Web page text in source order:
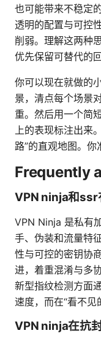
也可能带来不稳定
透明的配置与可控
削弱。理解这两种
优先保留可替代的
你可以现在就做的
景，清点每个场景
重。然后用一个简
上的表现标注出来
路”的直观地图。你
Frequently
VPN ninja和ssr
VPN Ninja 是私有
手、伪装和流量特
性与可控的密钥协
进，着重混淆与多
新型指纹检测方面
速度，而在“看不见
VPN ninja在抗